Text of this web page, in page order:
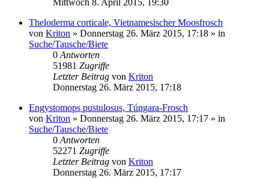
Theloderma corticale, Vietnamesischer Moosfrosch
von Kriton » Donnerstag 26. März 2015, 17:18 » in
Suche/Tausche/Biete
0 Antworten
51981 Zugriffe
Letzter Beitrag von Kriton
Donnerstag 26. März 2015, 17:18
Engystomops pustulosus, Túngara-Frosch
von Kriton » Donnerstag 26. März 2015, 17:17 » in
Suche/Tausche/Biete
0 Antworten
52271 Zugriffe
Letzter Beitrag von Kriton
Donnerstag 26. März 2015, 17:17